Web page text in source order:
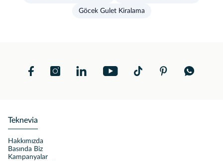
Göcek Gulet Kiralama
Teknevia
Hakkımızda
Basında Biz
Kampanyalar